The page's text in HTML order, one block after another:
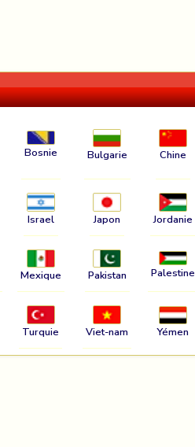
Bosnie Bulgarie Chine
Israel Japon Jordanie
Mexique Pakistan Palestine
Turquie Viet-nam Yémen